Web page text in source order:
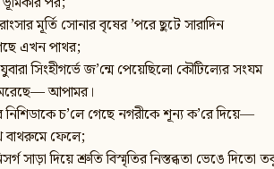
মূর্তি সোনার বৃষের ’পরে ছুটে সারাদিন
এখন পাথর;
সিংহীগর্ভে জ’ন্মে পেয়েছিলো কৌটিল্যের সংযম
আপামর।
চ’লে গেছে নগরীকে শূন্য ক’রে দিয়ে—
বাথরুমে ফেলে;
সাড়া দিয়ে শ্রুতি বিস্মৃতির নিস্তব্ধতা ভেঙে দিতো